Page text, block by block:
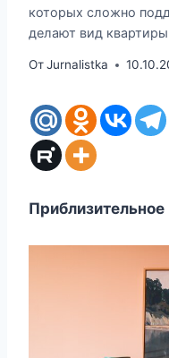
которых сложно
делают вид
ОтJurnalistka